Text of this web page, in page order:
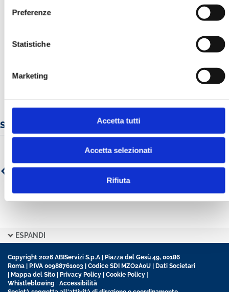
Preferenze
Statistiche
Marketing
Accetta tutti
Accetta selezionati
Rifiuta
Servizi e prodotti online
ESPANDI
Copyright 2026 ABIServizi S.p.A | Piazza del Gesù 49, 00186
Roma | P.IVA 00988761003 | Codice SDI MZO2A0U |
Dati Societari
Mappa del Sito Privacy Policy Cookie Policy
Whistleblowing
Accessibilità